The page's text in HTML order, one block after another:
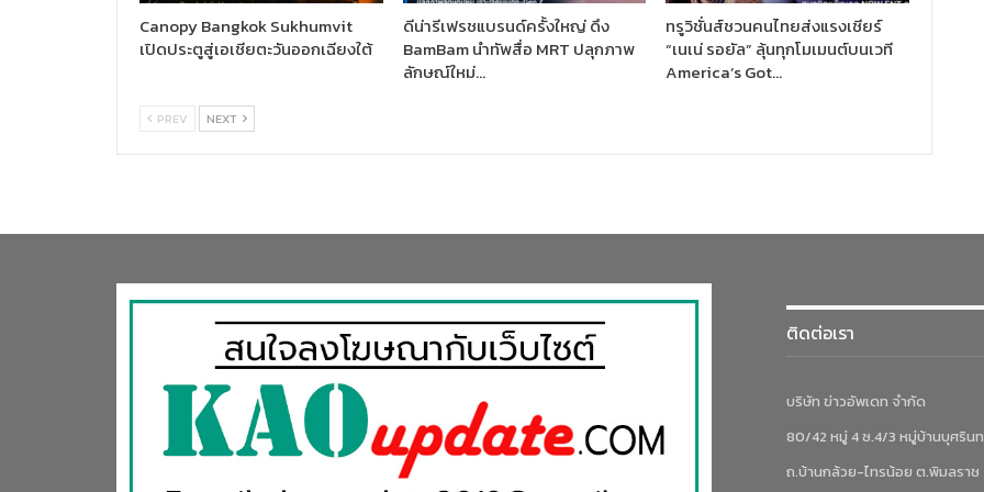
Canopy Bangkok Sukhumvit
เปิดประตูสู่เอเชียตะวันออกเฉียงใต้
ดีน่ารีเฟรชแบรนด์ครั้งใหญ่ ดึง
BamBam นำทัพสื่อ MRT ปลุกภาพ
ลักษณ์ใหม่…
ทรูวิชั่นส์ชวนคนไทยส่งแรงเชียร์
“เนเน่ รอยัล” ลุ้นทุกโมเมนต์บนเวที
America’s Got…
PREV NEXT
ติดต่อเรา
บริษัท ข่าวอัพเดท จำกัด
80/42 หมู่ 4 ซ.4/3 หมู่บ้านบุศริน
ถ.บ้านกล้วย-ไทรน้อย ต.พิมลราช